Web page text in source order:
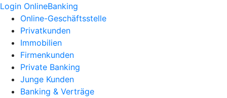
Login OnlineBanking
Online-Geschäftsstelle
Privatkunden
Immobilien
Firmenkunden
Private Banking
Junge Kunden
Banking & Verträge